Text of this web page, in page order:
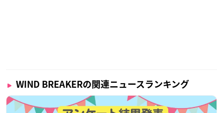
WIND BREAKERの関連ニュースランキング